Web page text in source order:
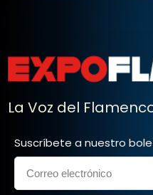
La Voz del
Suscríbete a nuestro